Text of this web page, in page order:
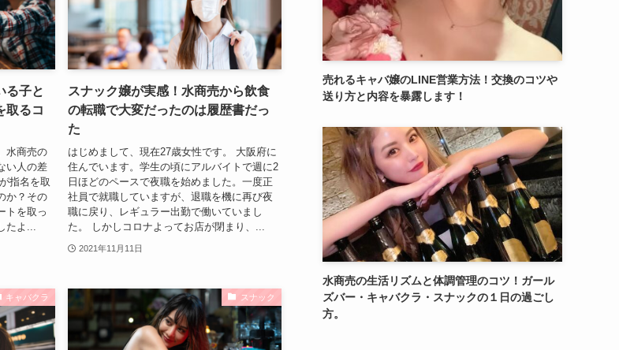
る子と
取るコ
水商売の
い人の差
指名を取
か？その
トを取っ
よ...
スナック嬢が実感！水商売から飲食
の転職で大変だったのは履歴書だっ
た
はじめまして、現在27歳女性です。 大阪府に
住んでいます。学生の頃にアルバイトで週に2
日ほどのペースで夜職を始めました。一度正
社員で就職していますが、退職を機に再び夜
職に戻り、レギュラー出勤で働いていまし
た。 しかしコロナよってお店が閉まり、...
2021年11月11日
キャバクラ スナック
売れるキャバ嬢のLINE営業方法！交換のコツや
送り方と内容を暴露します！
水商売の生活リズムと体調管理のコツ！ガール
ズバー・キャバクラ・スナックの１日の過ごし
方。